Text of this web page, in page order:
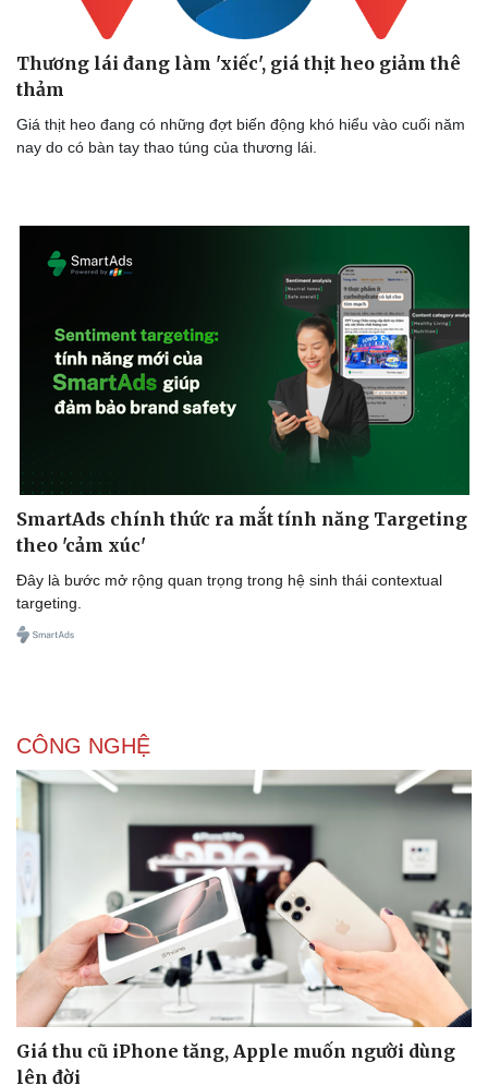
Doanh nghiệp
Thông tin doanh nghiệp
Doanh nghiệp 24h
Công nghệ
Tin Công nghệ
Trải nghiệm
Chuyển đổi số
Thương lái đang làm 'xiếc', giá thịt heo giảm thê
thảm
Giá thịt heo đang có những đợt biến động khó hiểu vào cuối năm
nay do có bàn tay thao túng của thương lái.
SmartAds chính thức ra mắt tính năng Targeting
theo 'cảm xúc'
Đây là bước mở rộng quan trọng trong hệ sinh thái contextual
targeting.
CÔNG NGHỆ
Giá thu cũ iPhone tăng, Apple muốn người dùng
lên đời